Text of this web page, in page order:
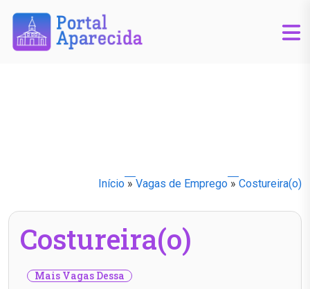
Início » Vagas de Emprego » Costureira(o)
Costureira(o)
Mais Vagas Dessa